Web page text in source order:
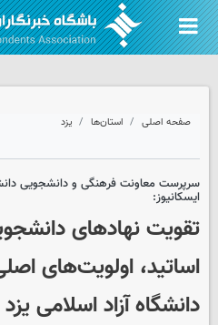
صفحه اصلی استان‌ها یزد
سرپرست معاونت فرهنگی و دانشجویی
ایسکانیوز:
تقویت نهادهای
اساتید، اولویت‌های
دانشگاه آزاد اسلامی